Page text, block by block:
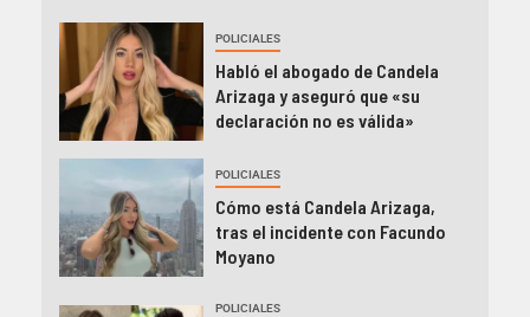
POLICIALES
Habló el abogado de Candela
Arizaga y aseguró que «su
declaración no es válida»
POLICIALES
Cómo está Candela Arizaga,
tras el incidente con Facundo
Moyano
POLICIALES